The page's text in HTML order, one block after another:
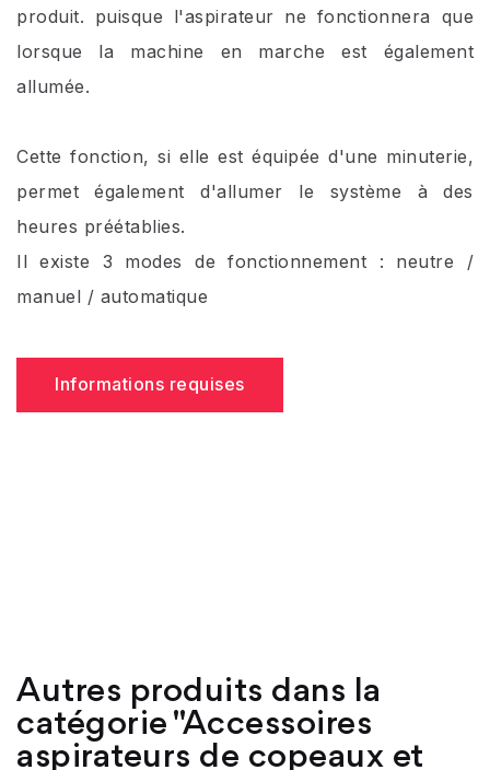
produit. puisque l'aspirateur ne fonctionnera que
lorsque la machine en marche est également
allumée.
Cette fonction, si elle est équipée d'une minuterie,
permet également d'allumer le système à des
heures préétablies.
Il existe 3 modes de fonctionnement : neutre /
manuel / automatique
Informations requises
Autres produits dans la
catégorie "Accessoires
aspirateurs de copeaux et